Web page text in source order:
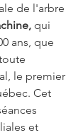
de l'arbre
qui
ans, que
le premier
Cet
et